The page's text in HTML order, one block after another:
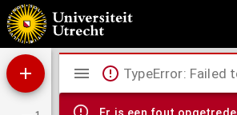
Stereographische projectie van den aardkloot : in de
Mirador
viewer
TypeError: Failed